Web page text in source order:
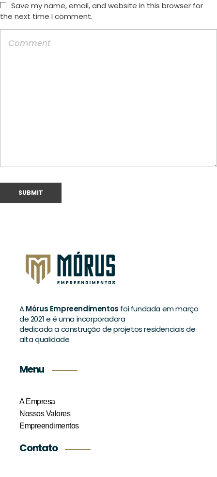
Save my name, email, and website in this browser for
the next time I comment.
AMórus Empreendimentos foi fundada em março
de 2021 e é uma incorporadora
dedicada a construção de projetos residenciais de
alta qualidade.
Menu
A Empresa
Nossos Valores
Empreendimentos
Contato